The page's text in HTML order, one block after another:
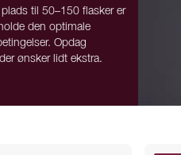
til 50–150 flasker er
den optimale
Opdag
ønsker lidt ekstra.